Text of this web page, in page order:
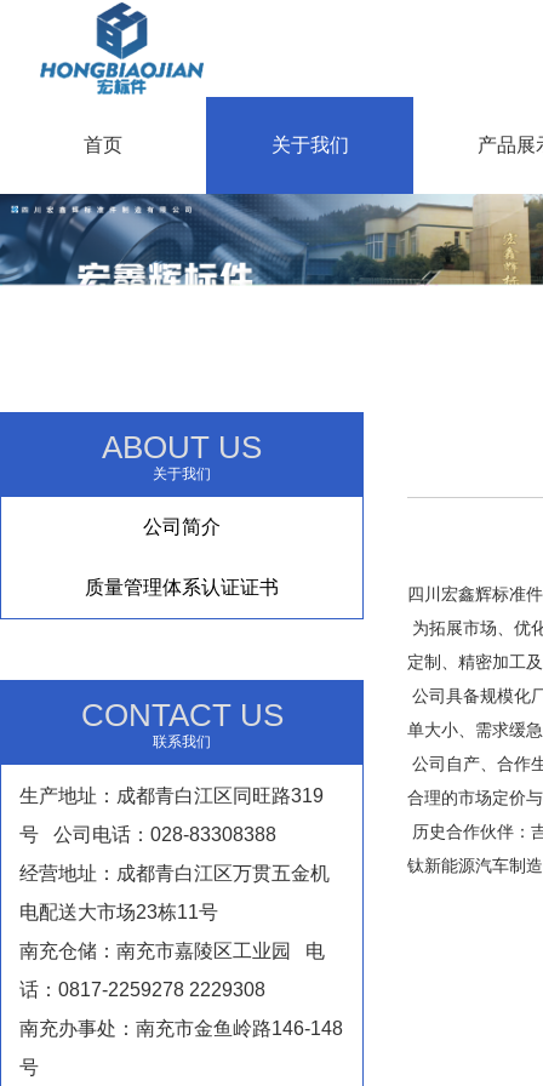
首页 关于我们 产品展
ABOUT US
关于我们
公司简介
质量管理体系认证证书
CONTACT US
联系我们
生产地址：成都青白江区同旺路319
号 公司电话：028-83308388
经营地址：成都青白江区万贯五金机
电配送大市场23栋11号
南充仓储：南充市嘉陵区工业园 电
话：0817-2259278 2229308
南充办事处：南充市金鱼岭路146-148
号
四川宏鑫辉标准
为拓展市场、优
定制、精密加工
公司具备规模化
单大小、需求缓
公司自产、合作
合理的市场定价
历史合作伙伴：
钛新能源汽车制